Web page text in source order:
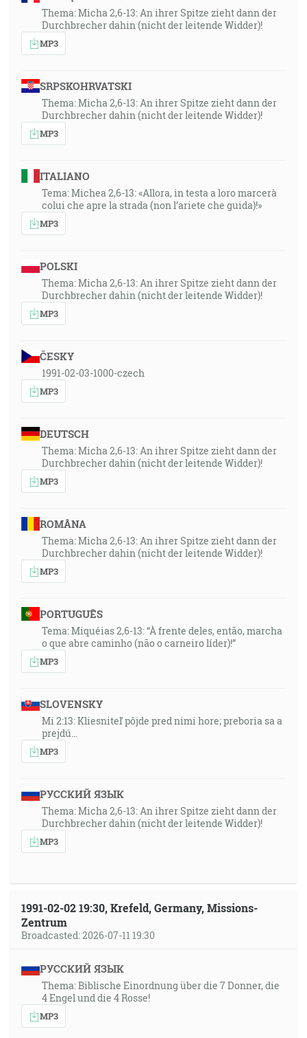
Thema: Micha 2,6-13: An ihrer Spitze zieht dann der
Durchbrecher dahin (nicht der leitende Widder)!
MP3
SRPSKOHRVATSKI
Thema: Micha 2,6-13: An ihrer Spitze zieht dann der
Durchbrecher dahin (nicht der leitende Widder)!
MP3
ITALIANO
Tema: Michea 2,6-13: «Allora, in testa a loro marcerà
colui che apre la strada (non l’ariete che guida)!»
MP3
POLSKI
Thema: Micha 2,6-13: An ihrer Spitze zieht dann der
Durchbrecher dahin (nicht der leitende Widder)!
MP3
ČESKY
1991-02-03-1000-czech
MP3
DEUTSCH
Thema: Micha 2,6-13: An ihrer Spitze zieht dann der
Durchbrecher dahin (nicht der leitende Widder)!
MP3
ROMÂNA
Thema: Micha 2,6-13: An ihrer Spitze zieht dann der
Durchbrecher dahin (nicht der leitende Widder)!
MP3
PORTUGUÊS
Tema: Miquéias 2,6-13: “À frente deles, então, marcha
o que abre caminho (não o carneiro líder)!”
MP3
SLOVENSKY
Mi 2:13: Kliesniteľ pôjde pred nimi hore; preboria sa a
prejdú…
MP3
РУССКИЙ ЯЗЫК
Thema: Micha 2,6-13: An ihrer Spitze zieht dann der
Durchbrecher dahin (nicht der leitende Widder)!
MP3
1991-02-02 19:30, Krefeld, Germany, Missions-
Zentrum
Broadcasted: 2026-07-11 19:30
РУССКИЙ ЯЗЫК
Thema: Biblische Einordnung über die 7 Donner, die
4 Engel und die 4 Rosse!
MP3